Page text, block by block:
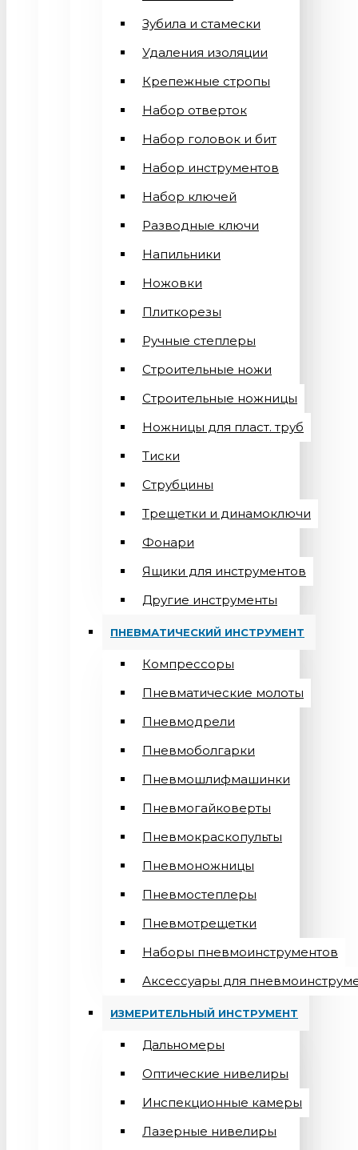
Зубила и стамески
Удаления изоляции
Крепежные стропы
Набор отверток
Набор головок и бит
Набор инструментов
Набор ключей
Разводные ключи
Напильники
Ножовки
Плиткорезы
Ручные степлеры
Строительные ножи
Строительные ножницы
Ножницы для пласт. труб
Тиски
Струбцины
Трещетки и динамоключи
Фонари
Ящики для инструментов
Другие инструменты
ПНЕВМАТИЧЕСКИЙ ИНСТРУМЕНТ
Компрессоры
Пневматические молоты
Пневмодрели
Пневмоболгарки
Пневмошлифмашинки
Пневмогайковерты
Пневмокраскопульты
Пневмоножницы
Пневмостеплеры
Пневмотрещетки
Наборы пневмоинструментов
Аксессуары для
ИЗМЕРИТЕЛЬНЫЙ ИНСТРУМЕНТ
Дальномеры
Оптические нивелиры
Инспекционные камеры
Лазерные нивелиры